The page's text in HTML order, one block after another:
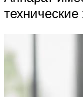
технические